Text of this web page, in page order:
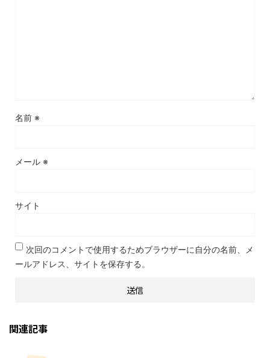
名前 ※
メール ※
サイト
次回のコメントで使用するためブラウザーに自分の名前、メ
ールアドレス、サイトを保存する。
関連記事